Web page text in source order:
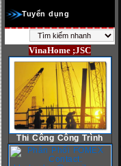
Tuyển dụng
VinaHome ;JSC
Thi Công Công Trình